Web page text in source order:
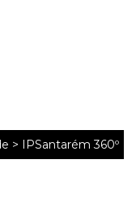
>
IPSantarém 360º